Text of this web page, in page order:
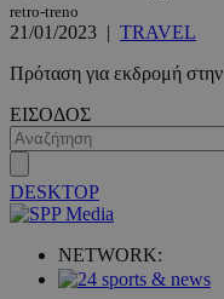
retro-treno
21/01/2023 | TRAVEL
Πρόταση για εκδρομή
ΕΙΣΟΔΟΣ
DESKTOP
NETWORK: